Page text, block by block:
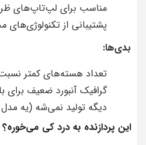
مناسب برای لپ‌تاپ‌های
پشتیبانی از تکنولوژی‌های
بدی‌ها:
تعداد هسته‌های کمتر
گرافیک آنبورد ضعیف برای
دیگه تولید نمی‌شه (یه
این پردازنده به درد کی می‌خوره؟